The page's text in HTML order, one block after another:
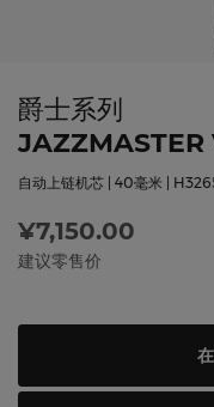
爵士系列
自动上链机芯 | 40毫米 |
¥7,150.00
建议零售价